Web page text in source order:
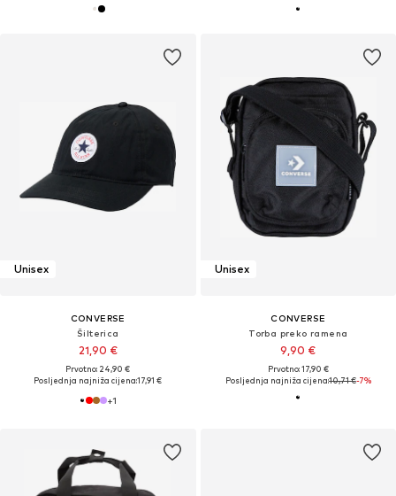
Unisex
CONVERSE
Šilterica
21,90 €
Prvotno: 24,90 €
Posljednja najniža cijena:17,91 €
+1
Unisex
CONVERSE
Torba preko ramena
9,90 €
Prvotno: 17,90 €
Posljednja najniža cijena:10,71 €-7%